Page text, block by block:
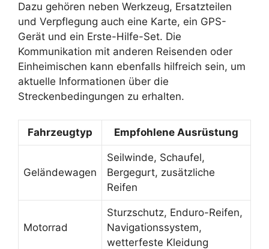
Dazu gehören neben Werkzeug, Ersatzteilen
und Verpflegung auch eine Karte, ein GPS-
Gerät und ein Erste-Hilfe-Set. Die
Kommunikation mit anderen Reisenden oder
Einheimischen kann ebenfalls hilfreich sein, um
aktuelle Informationen über die
Streckenbedingungen zu erhalten.
Fahrzeugtyp Empfohlene Ausrüstung
Geländewagen
Seilwinde, Schaufel,
Bergegurt, zusätzliche
Reifen
Motorrad
Sturzschutz, Enduro-Reifen,
Navigationssystem,
wetterfeste Kleidung